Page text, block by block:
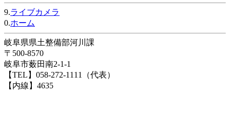
9.ライブカメラ
0.ホーム
岐阜県県土整備部河川課
〒500-8570
岐阜市薮田南2-1-1
【TEL】058-272-1111（代表）
【内線】4635